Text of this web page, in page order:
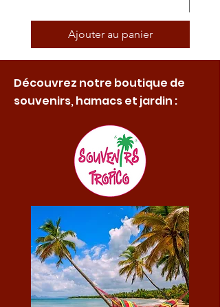
Ajouter au panier
Découvrez notre boutique de
souvenirs, hamacs et jardin :